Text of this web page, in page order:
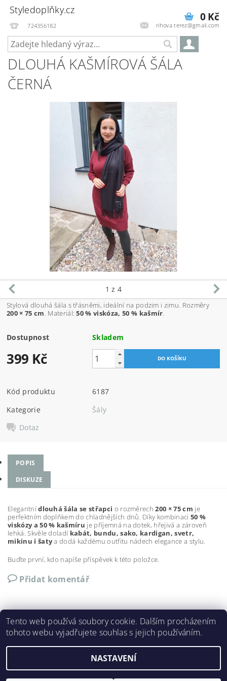
Styledoplňky.cz
724356182 rihova.terez@gmail.com
0 Kč
DLOUHÁ KAŠMÍROVÁ ŠÁLA
ČERNÁ
1 z 4
Stylová dlouhá šála s třásněmi, ideální na podzim i zimu. Rozměry
200 × 75 cm. Materiál:50 % viskóza, 50 % kašmír.
Dostupnost Skladem
399 Kč
Kód produktu
6187
Kategorie
Šály
Dotaz
POPIS
DISKUZE
Elegantnídlouhá šála se střapci o rozměrech200 × 75 cm je
perfektním doplňkem do chladnějších dnů. Díky kombinaci 50 %
viskózy a 50 % kašmíru je příjemná na dotek, hřejivá a zároveň
lehká. Skvěle doladí kabát, bundu, sako, kardigan, svetr,
mikinu i šatya dodá každému outfitu nádech elegance a stylu.
Buďte první, kdo napíše příspěvek k této položce.
Přidat komentář
Shoptet.cz | Můjprvníeshop.cz
2026 ©Styledoplňky.cz, všechna práva vyhrazenaUpravit nastavení cookies
Tento web používá soubory cookie. Dalším procházením
tohoto webu vyjadřujete souhlas s jejich používáním.
NASTAVENÍ